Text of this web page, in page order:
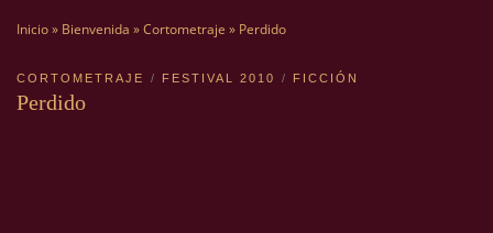
Inicio» Bienvenida »Cortometraje » Perdido
CORTOMETRAJE FESTIVAL 2010 FICCIÓN
Perdido